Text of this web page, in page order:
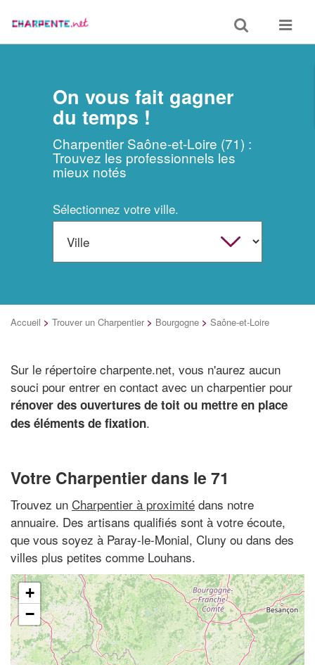
Toggle
search
Toggle
On vous fait gagner
du temps !
Charpentier Saône-et-Loire (71) :
Trouvez les professionnels les
mieux notés
Sélectionnez votre ville.
Accueil > Trouver un Charpentier > Bourgogne > Saône-et-Loire
Sur le répertoire charpente.net, vous n'aurez aucun
souci pour entrer en contact avec un charpentier pour
rénover des ouvertures de toit ou mettre en place
des éléments de fixation.
Votre Charpentier dans le 71
Trouvez un Charpentier à proximité dans notre
annuaire. Des artisans qualifiés sont à votre écoute,
que vous soyez à Paray-le-Monial, Cluny ou dans des
villes plus petites comme Louhans.
+
−